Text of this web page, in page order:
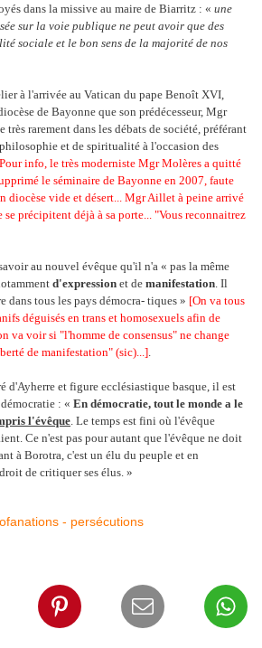
dans la missive au maire de Biarritz : « une
sur la voie publique ne peut avoir que des
sociale et le bon sens de la majorité de nos
à l'arrivée au Vatican du pape Benoît XVI,
de Bayonne que son prédécesseur, Mgr
rarement dans les débats de société, préférant
et de spiritualité à l'occasion des
info, le très moderniste Mgr Molères a quitté
le séminaire de Bayonne en 2007, faute
diocèse vide et désert... Mgr Aillet à peine arrivé
se précipitent déjà à sa porte... "Vous reconnaitrez
au nouvel évêque qu'il n'a « pas la même
d'expression et de manifestation. Il
dans tous les pays démocra- tiques » [On va tous
déguisés en trans et homosexuels afin de
va voir si "l'homme de consensus" ne change
de manifestation" (sic)...].
d'Ayherre et figure ecclésiastique basque, il est
: « En démocratie, tout le monde a le
l'évêque. Le temps est fini où l'évêque
Ce n'est pas pour autant que l'évêque ne doit
à Borotra, c'est un élu du peuple et en
de critiquer ses élus. »
- persécutions